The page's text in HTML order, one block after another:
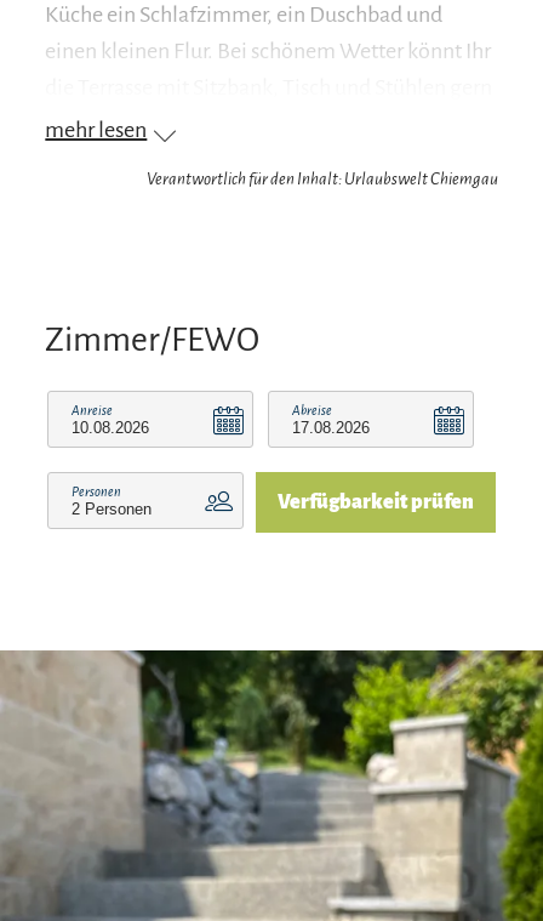
Küche ein Schlafzimmer, ein Duschbad und
einen kleinen Flur. Bei schönem Wetter könnt Ihr
nutzen. Grillen ist ausdrücklich erlaubt. Das Haus
beheiztenPool (geöffnet von Juni - September, je
Wenn Ihr mit dem e-Auto anreist, könnt Ihr
jederzeit euer Fahrzeug laden. Die kWh
bekommt Ihr zum Selbstkostenpreis von 0,40
mehr lesen
Verantwortlich für den Inhalt: Urlaubswelt Chiemgau
Zimmer/FEWO
Anreise Abreise
Personen Verfügbarkeit prüfen